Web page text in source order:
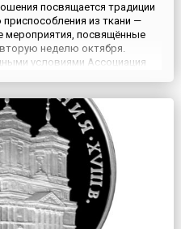
посвящается традиции
из ткани —
мероприятия, посвящённые
неделю октября.
условиями Ассоциация